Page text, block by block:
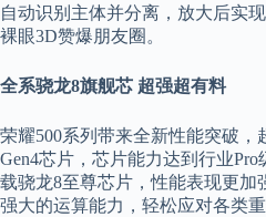
自动识别主体并分离，放大后实现
裸眼3D赞爆朋友圈。
全系骁龙8旗舰芯 超强超有料
荣耀500系列带来全新性能突破，
Gen4芯片，芯片能力达到行业Pro
载骁龙8至尊芯片，性能表现更加
强大的运算能力，轻松应对各类